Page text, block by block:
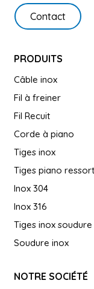
Contact
PRODUITS
Câble inox
Fil à freiner
Fil Recuit
Corde à piano
Tiges inox
Tiges piano ressort
Inox 304
Inox 316
Tiges inox soudure
Soudure inox
NOTRE SOCIÉTÉ